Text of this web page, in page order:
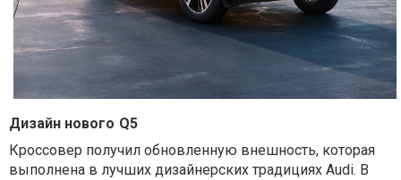
Дизайн нового Q5
Кроссовер получил обновленную внешность, которая
выполнена в лучших дизайнерских традициях Audi. В